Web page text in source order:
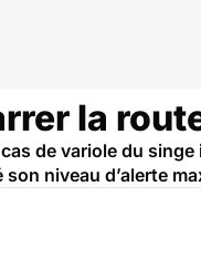
la
de variole du
niveau d’alerte